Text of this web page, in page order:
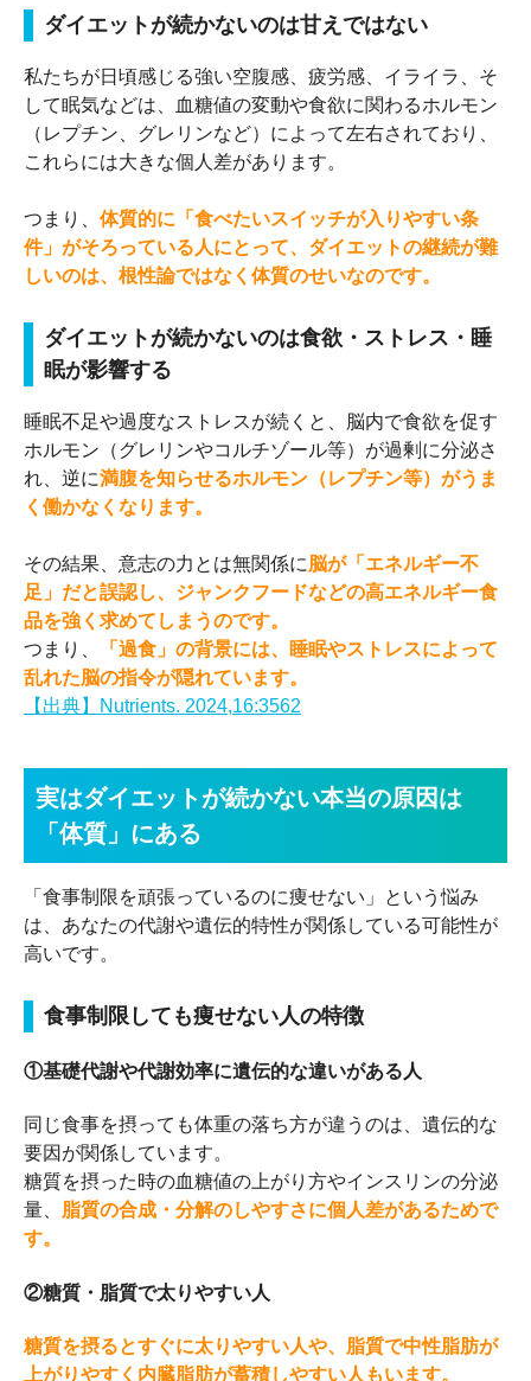
ダイエットが続かないのは甘えではない
私たちが日頃感じる強い空腹感、疲労感、イライラ、そ
して眠気などは、血糖値の変動や食欲に関わるホルモン
（レプチン、グレリンなど）によって左右されており、
これらには大きな個人差があります。
つまり、 体質的に「食べたいスイッチが入りやすい条
件」がそろっている人にとって、ダイエットの継続が難
しいのは、根性論ではなく体質のせいなのです。
ダイエットが続かないのは食欲・ストレス・睡
眠が影響する
睡眠不足や過度なストレスが続くと、脳内で食欲を促す
ホルモン（グレリンやコルチゾール等）が過剰に分泌さ
れ、逆に満腹を知らせるホルモン（レプチン等）がうま
く働かなくなります。
その結果、意志の力とは無関係に脳が「エネルギー不
足」だと誤認し、ジャンクフードなどの高エネルギー食
品を強く求めてしまうのです。
つまり、
「過食」の背景には、睡眠やストレスによって
乱れた脳の指令が隠れています。
【出典】Nutrients. 2024,16:3562
実はダイエットが続かない本当の原因は
「体質」にある
「食事制限を頑張っているのに痩せない」という悩み
は、あなたの代謝や遺伝的特性が関係している可能性が
高いです。
食事制限しても痩せない人の特徴
①基礎代謝や代謝効率に遺伝的な違いがある人
同じ食事を摂っても体重の落ち方が違うのは、遺伝的な
要因が関係しています。
糖質を摂った時の血糖値の上がり方やインスリンの分泌
量、 脂質の合成・分解のしやすさに個人差があるためで
す。
②糖質・脂質で太りやすい人
糖質を摂るとすぐに太りやすい人や、脂質で中性脂肪が
上がりやすく内臓脂肪が蓄積しやすい人もいます。